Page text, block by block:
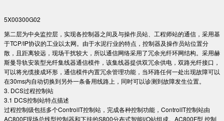
5X00300G02
第二层为中央监控层，实现各控制器之间及与操作员站、工程师站的通信，采用基
于TCP/IP协议的工业以太网。由于水泥行业的特点，控制器及操作员站位置分
散，且距离较远，现场干扰较大，所以通信网络采用了冗余光纤环网结构。采用赫
斯曼导轨安装型光纤集线器通信模件，该集线器提供双冗余供电，双路光纤接口，
可以将光缆接成环形，通信模件内置冗余管理功能，当环路任何一处出现故障可以
在30ms内自动切换到另外一条备用线路上，同时可以诊测到故障发生位置。
3. DCS过程控制站
3.1 DCS控制站特点描述
过程控制级包括多个ControlIT控制站，完成各种控制功能，ControlIT控制站由
AC800F现场总线型控制器和下挂的S800分布式智能I/O站组成。AC800F型 控制